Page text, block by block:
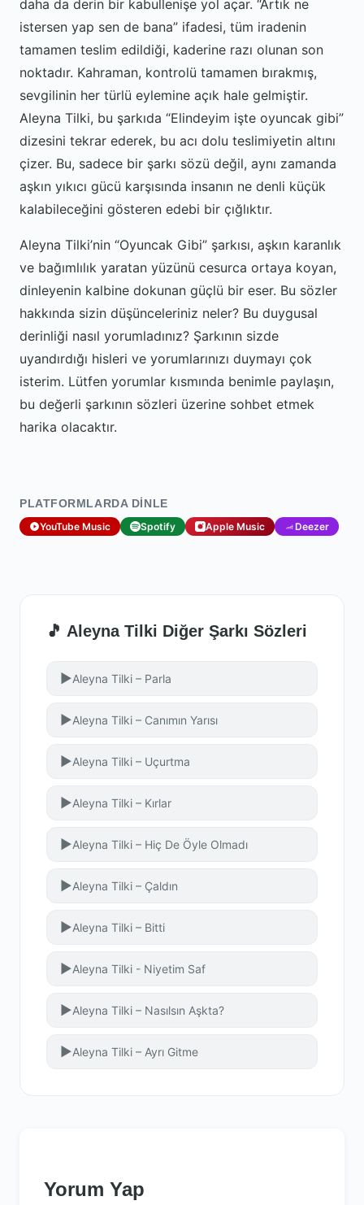
daha da derin bir kabullenişe yol açar. “Artık ne
istersen yap sen de bana” ifadesi, tüm iradenin
tamamen teslim edildiği, kaderine razı olunan son
noktadır. Kahraman, kontrolü tamamen bırakmış,
sevgilinin her türlü eylemine açık hale gelmiştir.
Aleyna Tilki, bu şarkıda “Elindeyim işte oyuncak gibi”
dizesini tekrar ederek, bu acı dolu teslimiyetin altını
çizer. Bu, sadece bir şarkı sözü değil, aynı zamanda
aşkın yıkıcı gücü karşısında insanın ne denli küçük
kalabileceğini gösteren edebi bir çığlıktır.
Aleyna Tilki’nin “Oyuncak Gibi” şarkısı, aşkın karanlık
ve bağımlılık yaratan yüzünü cesurca ortaya koyan,
dinleyenin kalbine dokunan güçlü bir eser. Bu sözler
hakkında sizin düşünceleriniz neler? Bu duygusal
derinliği nasıl yorumladınız? Şarkının sizde
uyandırdığı hisleri ve yorumlarınızı duymayı çok
isterim. Lütfen yorumlar kısmında benimle paylaşın,
bu değerli şarkının sözleri üzerine sohbet etmek
harika olacaktır.
PLATFORMLARDA DINLE
YouTube Music Spotify Apple Music Deezer
🎵 Aleyna Tilki Diğer Şarkı Sözleri
▶Aleyna Tilki – Parla
▶Aleyna Tilki – Canımın Yarısı
▶Aleyna Tilki – Uçurtma
▶Aleyna Tilki – Kırlar
▶Aleyna Tilki – Hiç De Öyle Olmadı
▶Aleyna Tilki – Çaldın
▶Aleyna Tilki – Bitti
▶Aleyna Tilki - Niyetim Saf
▶Aleyna Tilki – Nasılsın Aşkta?
▶Aleyna Tilki – Ayrı Gitme
Yorum Yap